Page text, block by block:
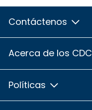
Contáctenos
Acerca de los CDC
Políticas